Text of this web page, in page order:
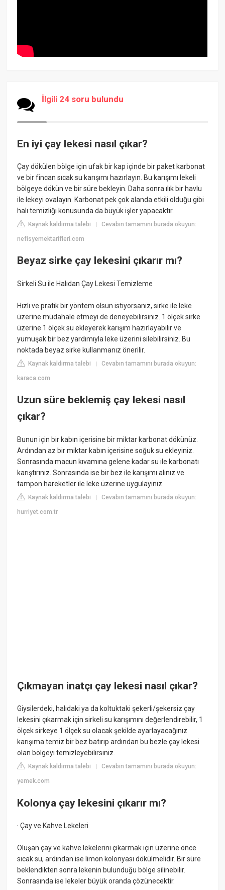
İlgili 24 soru bulundu
En iyi çay lekesi nasıl çıkar?
Çay dökülen bölge için ufak bir kap içinde bir paket karbonat
ve bir fincan sıcak su karışımı hazırlayın. Bu karışımı lekeli
bölgeye dökün ve bir süre bekleyin. Daha sonra ılık bir havlu
ile lekeyi ovalayın. Karbonat pek çok alanda etkili olduğu gibi
halı temizliği konusunda da büyük işler yapacaktır.
Kaynak kaldırma talebi |Cevabın tamamını burada okuyun:
nefisyemektarifleri.com
Beyaz sirke çay lekesini çıkarır mı?
Sirkeli Su ile Halıdan Çay Lekesi Temizleme
Hızlı ve pratik bir yöntem olsun istiyorsanız, sirke ile leke
üzerine müdahale etmeyi de deneyebilirsiniz. 1 ölçek sirke
üzerine 1 ölçek su ekleyerek karışım hazırlayabilir ve
yumuşak bir bez yardımıyla leke üzerini silebilirsiniz. Bu
noktada beyaz sirke kullanmanız önerilir.
Kaynak kaldırma talebi |Cevabın tamamını burada okuyun:
karaca.com
Uzun süre beklemiş çay lekesi nasıl
çıkar?
Bunun için bir kabın içerisine bir miktar karbonat dökünüz.
Ardından az bir miktar kabın içerisine soğuk su ekleyiniz.
Sonrasında macun kıvamına gelene kadar su ile karbonatı
karıştırınız. Sonrasında ise bir bez ile karışımı alınız ve
tampon hareketler ile leke üzerine uygulayınız.
Kaynak kaldırma talebi |Cevabın tamamını burada okuyun:
hurriyet.com.tr
Çıkmayan inatçı çay lekesi nasıl çıkar?
Giysilerdeki, halıdaki ya da koltuktaki şekerli/şekersiz çay
lekesini çıkarmak için sirkeli su karışımını değerlendirebilir, 1
ölçek sirkeye 1 ölçek su olacak şekilde ayarlayacağınız
karışıma temiz bir bez batırıp ardından bu bezle çay lekesi
olan bölgeyi temizleyebilirsiniz.
Kaynak kaldırma talebi |Cevabın tamamını burada okuyun:
yemek.com
Kolonya çay lekesini çıkarır mı?
· Çay ve Kahve Lekeleri
Oluşan çay ve kahve lekelerini çıkarmak için üzerine önce
sıcak su, ardından ise limon kolonyası dökülmelidir. Bir süre
beklendikten sonra lekenin bulunduğu bölge silinebilir.
Sonrasında ise lekeler büyük oranda çözünecektir.